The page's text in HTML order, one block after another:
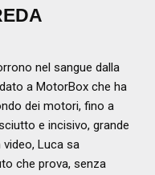
nel sangue dalla
a MotorBox che ha
dei motori, fino a
e incisivo, grande
Luca sa
che prova, senza